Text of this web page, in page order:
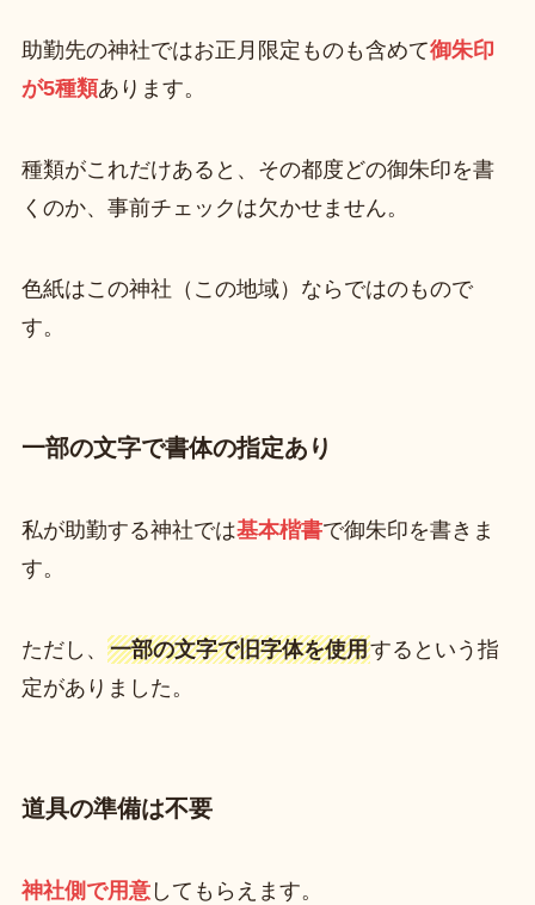
助勤先の神社ではお正月限定ものも含めて御朱印
が5種類あります。
種類がこれだけあると、その都度どの御朱印を書
くのか、事前チェックは欠かせません。
色紙はこの神社（この地域）ならではのもので
す。
一部の文字で書体の指定あり
私が助勤する神社では基本楷書で御朱印を書きま
す。
ただし、 一部の文字で旧字体を使用するという指
定がありました。
道具の準備は不要
神社側で用意してもらえます。